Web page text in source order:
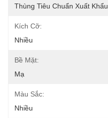
Thùng Tiêu Chuẩn Xuất Khẩu
Kích Cỡ:
Nhiều
Bề Mặt:
Mạ
Màu Sắc:
Nhiều